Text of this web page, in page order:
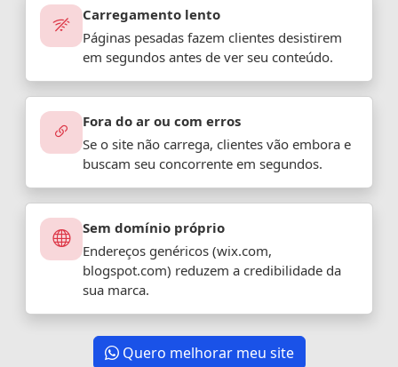
Carregamento lento
Páginas pesadas fazem clientes desistirem
em segundos antes de ver seu conteúdo.
Fora do ar ou com erros
Se o site não carrega, clientes vão embora e
buscam seu concorrente em segundos.
Sem domínio próprio
Endereços genéricos (wix.com,
blogspot.com) reduzem a credibilidade da
sua marca.
Quero melhorar meu site